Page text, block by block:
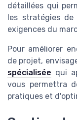
détaillées qui
les stratégies de
exigences du
Pour améliorer
de projet,
spécialisée qui
vous permettra
pratiques et